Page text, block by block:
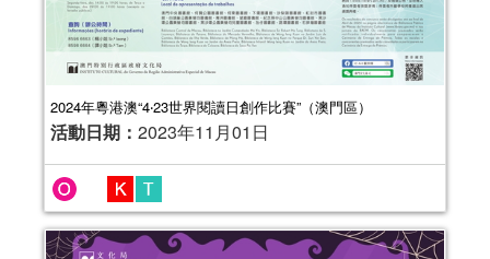
2024年粵港澳“4‧23世界閱讀日創作比賽”（澳門區）
活動日期： 2023年11月01日
報名結束